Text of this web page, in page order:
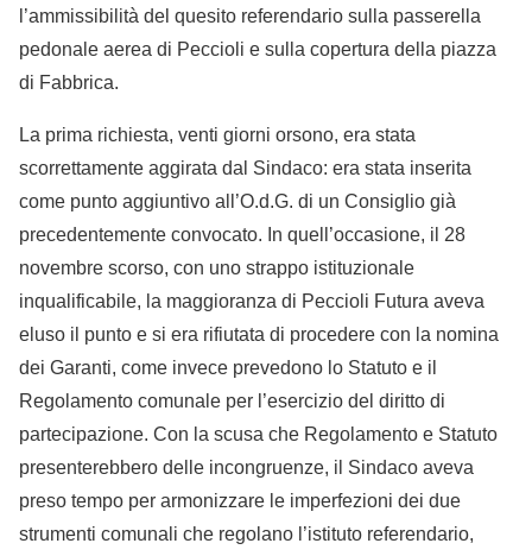
l’ammissibilità del quesito referendario sulla passerella
pedonale aerea di Peccioli e sulla copertura della piazza
di Fabbrica.
La prima richiesta, venti giorni orsono, era stata
scorrettamente aggirata dal Sindaco: era stata inserita
come punto aggiuntivo all’O.d.G. di un Consiglio già
precedentemente convocato. In quell’occasione, il 28
novembre scorso, con uno strappo istituzionale
inqualificabile, la maggioranza di Peccioli Futura aveva
eluso il punto e si era rifiutata di procedere con la nomina
dei Garanti, come invece prevedono lo Statuto e il
Regolamento comunale per l’esercizio del diritto di
partecipazione. Con la scusa che Regolamento e Statuto
presenterebbero delle incongruenze, il Sindaco aveva
preso tempo per armonizzare le imperfezioni dei due
strumenti comunali che regolano l’istituto referendario,